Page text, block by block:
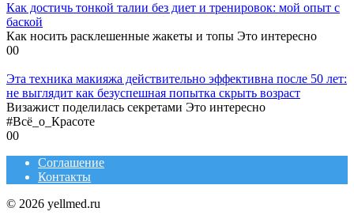
Как достичь тонкой талии без диет и тренировок: мой опыт с
баской
Как носить расклешенные жакеты и топы Это интересно
00
Эта техника макияжа действительно эффективна после 50 лет:
не выглядит как безуспешная попытка скрыть возраст
Визажист поделилась секретами Это интересно
#Всё_о_Красоте
00
Соглашение
Контакты
© 2026 yellmed.ru